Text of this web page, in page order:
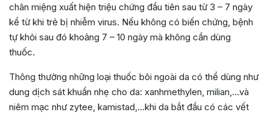
chân miệng xuất hiện triệu chứng đầu tiên sau từ 3 – 7 ngày
kể từ khi trẻ bị nhiễm virus. Nếu không có biến chứng, bệnh
tự khỏi sau đó khoảng 7 – 10 ngày mà không cần dùng
thuốc.
Thông thường những loại thuốc bôi ngoài da có thể dùng như
dung dịch sát khuẩn nhẹ cho da: xanhmethylen, milian,…và
niêm mạc như zytee, kamistad,…khi da bắt đầu có các vết